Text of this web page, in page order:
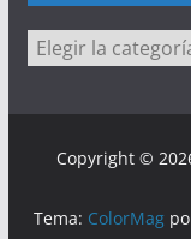
Categorías
del
Copyright ©
Tema: ColorMag